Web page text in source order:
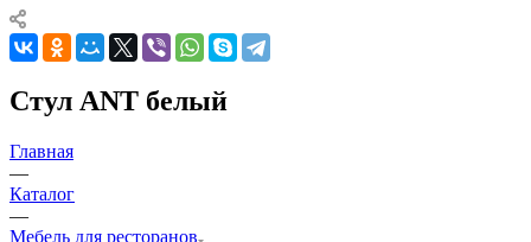
Стул ANT белый
Главная
—
Каталог
—
Мебель для ресторанов